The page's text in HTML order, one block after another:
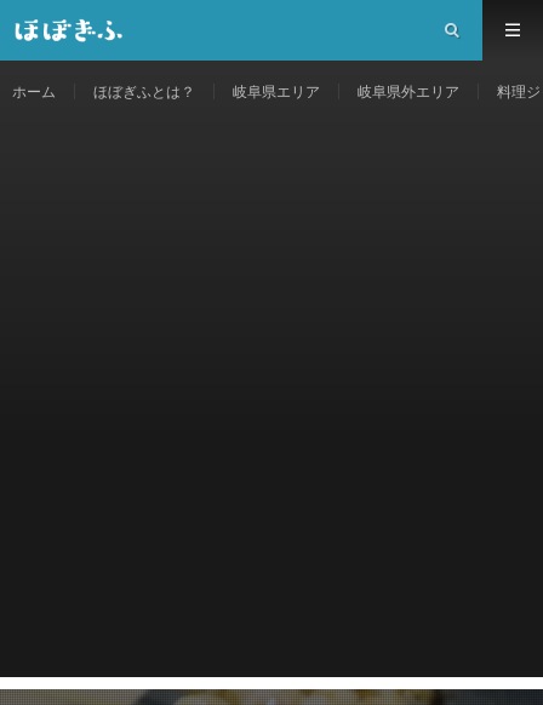
ホーム ほぼぎふとは？ 岐阜県エリア 岐阜県外エリア 料理